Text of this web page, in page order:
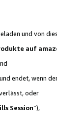
und von
auf
endet, wenn
oder
Session“),